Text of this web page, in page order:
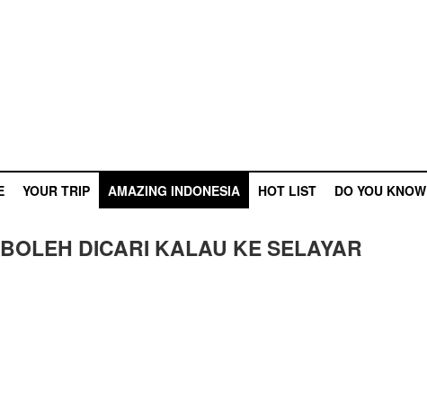
YOUR TRIP AMAZING INDONESIA HOT LIST DO YOU KNOW
DICARI KALAU KE SELAYAR